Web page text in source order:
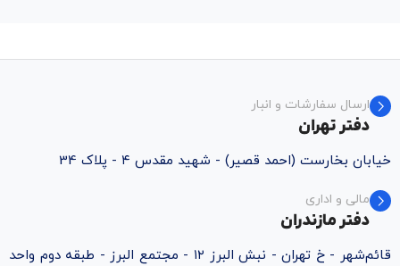
ارسال سفارشات و انبار
دفتر تهران
خیابان بخارست (احمد قصیر) - شهید مقدس ۴ - پلاک 34
مالی و اداری
دفتر مازندران
قائم‌شهر - خ تهران - نبش البرز ۱۲ - مجتمع البرز - طبقه دوم واحد